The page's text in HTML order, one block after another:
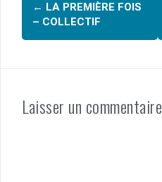
o
k
d'article
← LA PREMIÈRE FOIS
– COLLECTIF
Laisser un commentaire